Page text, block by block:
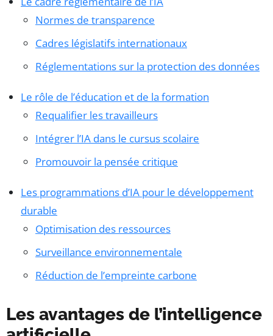
Normes de transparence
Cadres législatifs internationaux
Réglementations sur la protection des données
Le rôle de l’éducation et de la formation
Requalifier les travailleurs
Intégrer l’IA dans le cursus scolaire
Promouvoir la pensée critique
Les programmations d’IA pour le développement
durable
Optimisation des ressources
Surveillance environnementale
Réduction de l’empreinte carbone
Les avantages de l’intelligence